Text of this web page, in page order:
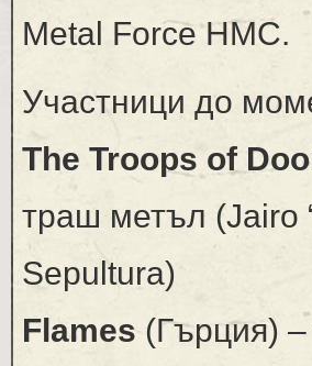
Metal Force HMC.
Участници до
The Troops of
траш метъл (Jairo
Sepultura)
Flames (Гърция)